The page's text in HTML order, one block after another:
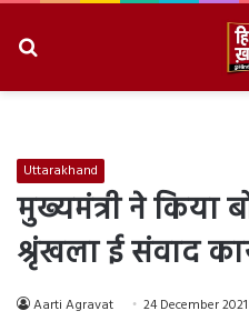
Uttarakhand
मुख्यमंत्री ने किया
श्रृंखला ई संवाद
Aarti Agravat 24 December